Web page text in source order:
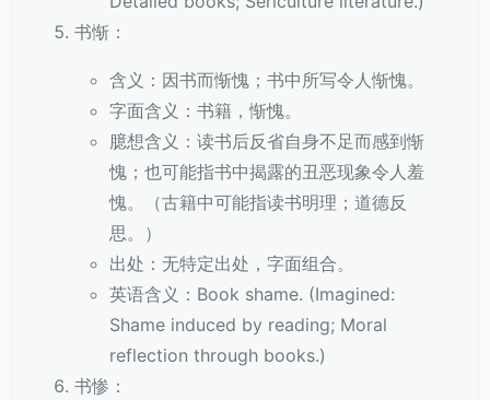
书惭：
含义：因书而惭愧；书中所写令人惭愧。
字面含义：书籍，惭愧。
臆想含义：读书后反省自身不足而感到惭
愧；也可能指书中揭露的丑恶现象令人羞
愧。（古籍中可能指读书明理；道德反
思。）
出处：无特定出处，字面组合。
英语含义：Book shame. (Imagined:
Shame induced by reading; Moral
reflection through books.)
书惨：